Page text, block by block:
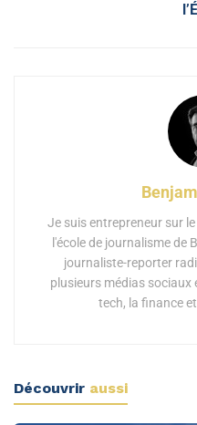
Je suis entrepreneur sur
l'école de journalisme de
journaliste-reporter
plusieurs médias sociaux
tech, la finance
Découvrir aussi